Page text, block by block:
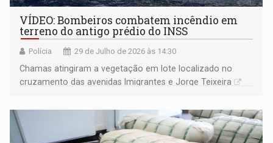
VÍDEO: Bombeiros combatem incêndio em
terreno do antigo prédio do INSS
Polícia 29 de Julho de 2026 às 14:30
​Chamas atingiram a vegetação em lote localizado no
cruzamento das avenidas Imigrantes e Jorge Teixeira